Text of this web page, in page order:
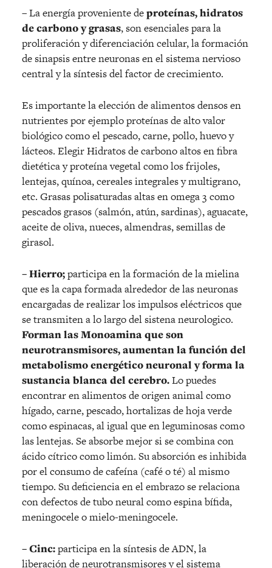
– La energía proveniente deproteínas, hidratos
de carbono y grasas, son esenciales para la
proliferación y diferenciación celular, la formación
de sinapsis entre neuronas en el sistema nervioso
central y la síntesis del factor de crecimiento.
Es importante la elección de alimentos densos en
nutrientes por ejemplo proteínas de alto valor
biológico como el pescado, carne, pollo, huevo y
lácteos. Elegir Hidratos de carbono altos en fibra
dietética y proteína vegetal como los frijoles,
lentejas, quínoa, cereales integrales y multigrano,
etc. Grasas polisaturadas altas en omega 3 como
pescados grasos (salmón, atún, sardinas), aguacate,
aceite de oliva, nueces, almendras, semillas de
girasol.
– Hierro;participa en la formación de la mielina
que es la capa formada alrededor de las neuronas
encargadas de realizar los impulsos eléctricos que
se transmiten a lo largo del sistena neurologico.
Forman las Monoamina que son
neurotransmisores, aumentan la función del
metabolismo energético neuronal y forma la
sustancia blanca del cerebro.Lo puedes
encontrar en alimentos de origen animal como
hígado, carne, pescado, hortalizas de hoja verde
como espinacas, al igual que en leguminosas como
las lentejas. Se absorbe mejor si se combina con
ácido cítrico como limón. Su absorción es inhibida
por el consumo de cafeína (café o té) al mismo
tiempo. Su deficiencia en el embrazo se relaciona
con defectos de tubo neural como espina bífida,
meningocele o mielo-meningocele.
– Cinc:participa en la síntesis de ADN, la
liberación de neurotransmisores y el sistema